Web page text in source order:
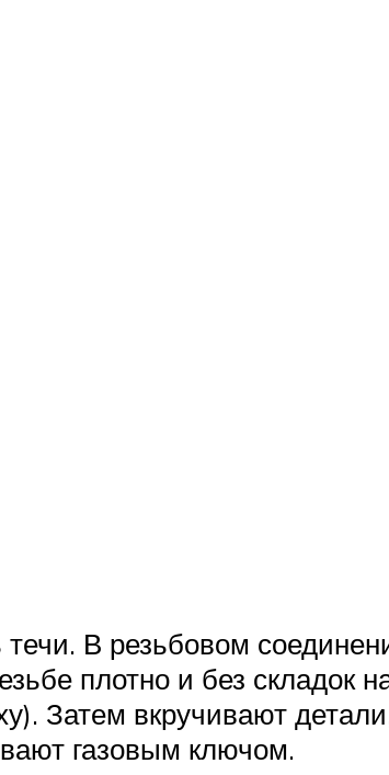
В резьбовом
плотно и без складок
Затем вкручивают
газовым ключом.